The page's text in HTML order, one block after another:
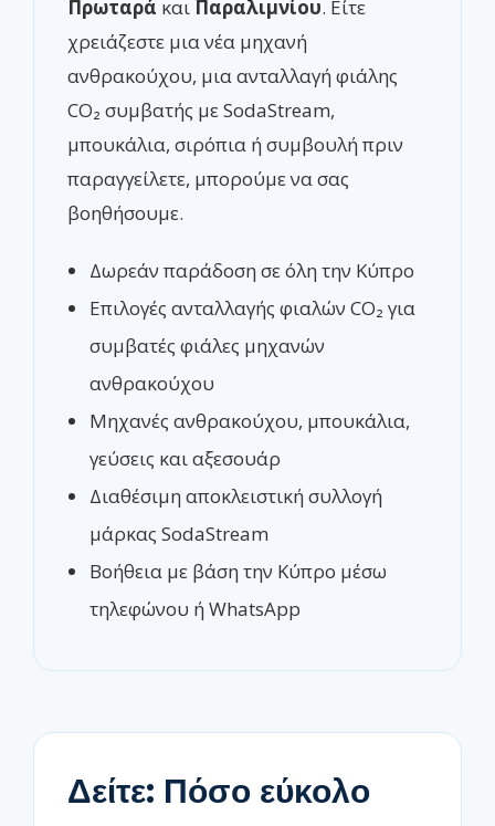
Πρωταρά και Παραλιμνίου. Είτε
χρειάζεστε μια νέα μηχανή
ανθρακούχου, μια ανταλλαγή φιάλης
CO₂ συμβατής με SodaStream,
μπουκάλια, σιρόπια ή συμβουλή πριν
παραγγείλετε, μπορούμε να σας
βοηθήσουμε.
Δωρεάν παράδοση σε όλη την Κύπρο
Επιλογές ανταλλαγής φιαλών CO₂ για
συμβατές φιάλες μηχανών
ανθρακούχου
Μηχανές ανθρακούχου, μπουκάλια,
γεύσεις και αξεσουάρ
Διαθέσιμη αποκλειστική συλλογή
μάρκας SodaStream
Βοήθεια με βάση την Κύπρο μέσω
τηλεφώνου ή WhatsApp
Δείτε: Πόσο εύκολο